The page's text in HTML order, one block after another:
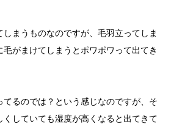
まうものなのですが、毛羽立ってしま
がまけてしまうとポワポワって出てき
るのでは？という感じなのですが、そ
くしていても湿度が高くなると出てきて